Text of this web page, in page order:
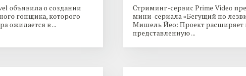
объявила о создании
гонщика, которого
ожидается в ...
Стриминг-сервис Prime Video
мини-сериала «Бегущий по
Мишель Йео: Проект расширяет
представленную ...